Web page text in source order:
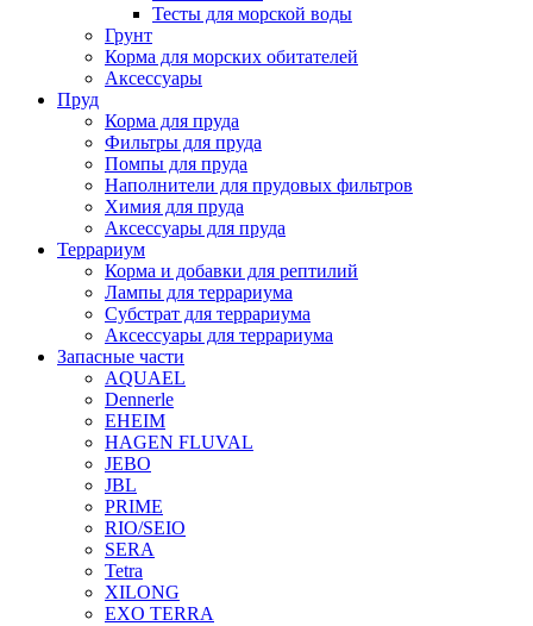
Тесты для морской воды
Грунт
Корма для морских обитателей
Аксессуары
Пруд
Корма для пруда
Фильтры для пруда
Помпы для пруда
Наполнители для прудовых фильтров
Химия для пруда
Аксессуары для пруда
Террариум
Корма и добавки для рептилий
Лампы для террариума
Субстрат для террариума
Аксессуары для террариума
Запасные части
AQUAEL
Dennerle
EHEIM
HAGEN FLUVAL
JEBO
JBL
PRIME
RIO/SEIO
SERA
Tetra
XILONG
EXO TERRA